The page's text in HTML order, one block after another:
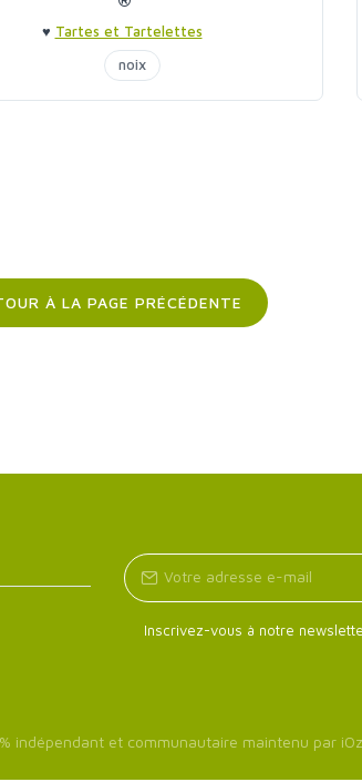
♥ Tartes et Tartelettes
noix
À LA PAGE PRÉCÉDENTE
Inscrivez-vous à notre
indépendant et communautaire maintenu par